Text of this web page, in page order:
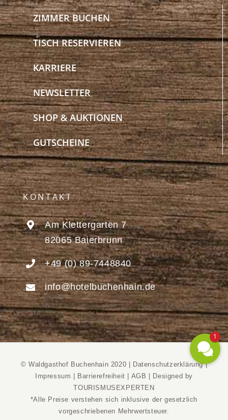
ZIMMER BUCHEN
TISCH RESERVIEREN
KARRIERE
NEWSLETTER
SHOP & AUKTIONEN
GUTSCHEINE
KONTAKT
Am Klettergarten 7
82065 Baierbrunn
+49 (0) 89-7448840
info@hotelbuchenhain.de
© Waldgasthof Buchenhain 2020 | Datenschutzerklärung|
Impressum
Barrierefreiheit AGB
Designed by
TOURISMUSEXPERTEN
*Alle Preise verstehen sich inklusive der gesetzlich
vorgeschriebenen Mehrwertsteuer.
1